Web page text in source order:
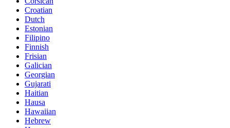
Croatian
Dutch
Estonian
Filipino
Finnish
Frisian
Galician
Georgian
Gujarati
Haitian
Hausa
Hawaiian
Hebrew